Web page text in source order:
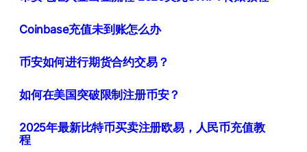
Coinbase充值未到账怎么办
币安如何进行期货合约交易？
如何在美国突破限制注册币安？
2025年最新比特币买卖注册欧易，人民币充值教
程